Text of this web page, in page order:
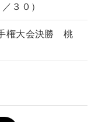
３０）
権大会決勝 桃